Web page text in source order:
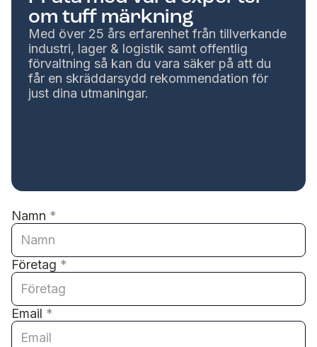
om tuff märkning
Med över 25 års erfarenhet från tillverkande
industri, lager & logistik samt offentlig
förvaltning så kan du vara säker på att du
får en skräddarsydd rekommendation för
just dina utmaningar.
Namn *
Företag *
Email *